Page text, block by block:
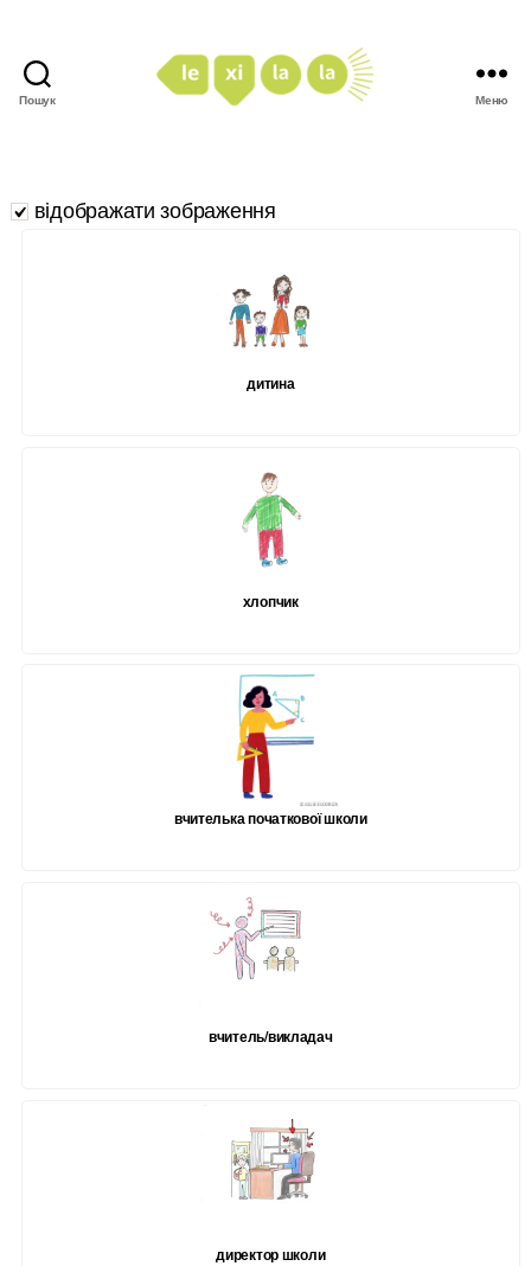
Пошук Меню
відображати зображення
дитина
хлопчик
вчителька початкової школи
вчитель/викладач
директор школи